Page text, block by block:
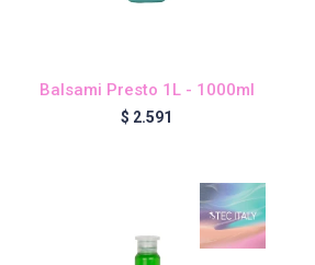
Balsami Presto 1L - 1000ml
$ 2.591